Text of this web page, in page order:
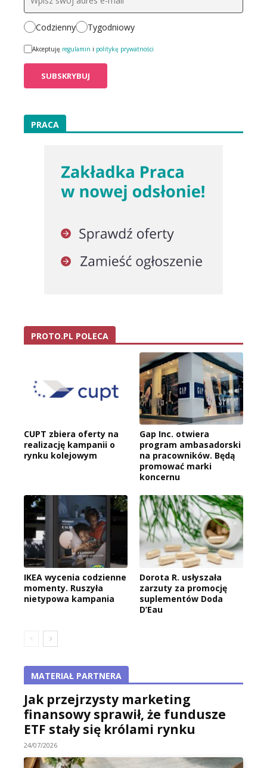
Codzienny Tygodniowy
Akceptuję regulamin i politykę prywatności
PRACA
PROTO.PL POLECA
CUPT zbiera oferty na
realizację kampanii o
rynku kolejowym
Gap Inc. otwiera
program ambasadorski
na pracowników. Będą
promować marki
koncernu
IKEA wycenia codzienne
momenty. Ruszyła
nietypowa kampania
Dorota R. usłyszała
zarzuty za promocję
suplementów Doda
D’Eau
MATERIAŁ PARTNERA
Jak przejrzysty marketing
finansowy sprawił, że fundusze
ETF stały się królami rynku
24/07/2026